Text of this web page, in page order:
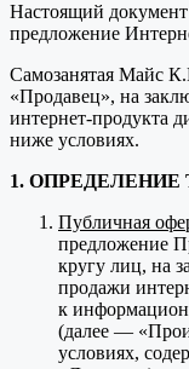
Настоящий документ
предложение
Самозанятая Майс
«Продавец», на
интернет-продукта
ниже условиях.
1.
Публичная
предложение
кругу лиц, на
продажи
к
(далее —
условиях,